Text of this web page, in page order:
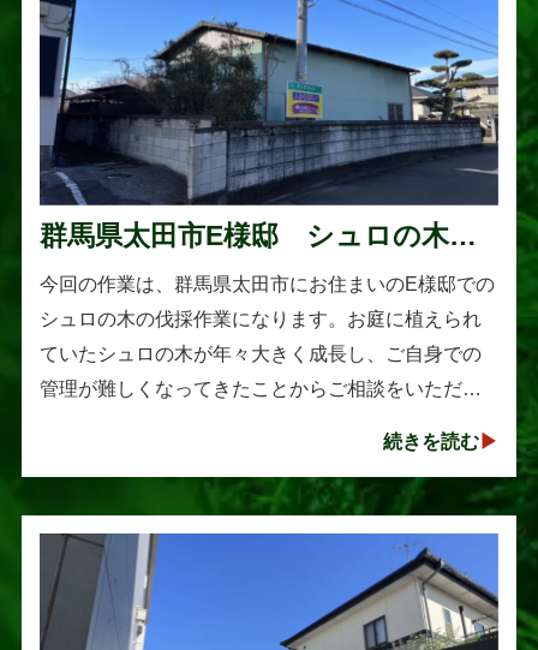
群馬県太田市E様邸 シュロの木の
伐採作業
今回の作業は、群馬県太田市にお住まいのE様邸での
シュロの木の伐採作業になります。お庭に植えられ
ていたシュロの木が年々大きく成長し、ご自身での
管理が難しくなってきたことからご相談をいただき
続きを読む